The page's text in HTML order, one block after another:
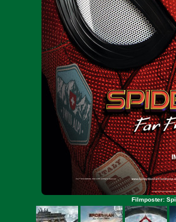
Filmposter: